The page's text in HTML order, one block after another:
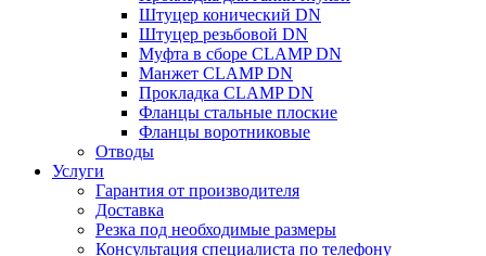
Штуцер конический DN
Штуцер резьбовой DN
Муфта в сборе CLAMP DN
Манжет CLAMP DN
Прокладка CLAMP DN
Фланцы стальные плоские
Фланцы воротниковые
Отводы
Услуги
Гарантия от производителя
Доставка
Резка под необходимые размеры
Консультация специалиста по телефону